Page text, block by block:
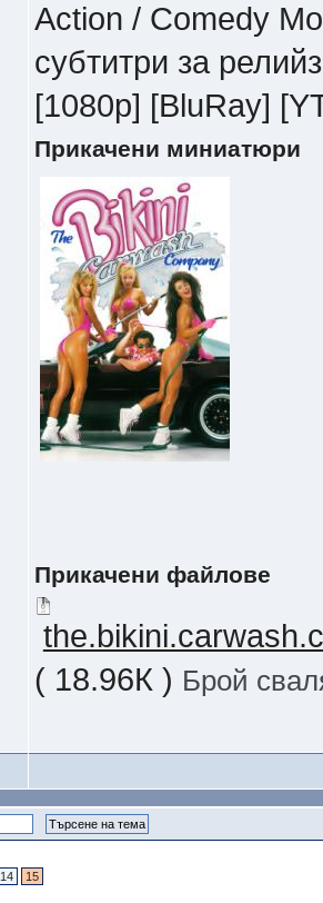
Action / Comedy
субтитри за
[1080p] [BluRay]
Прикачени миниатюри
Прикачени файлове
( 18.96К ) Брой
14 15